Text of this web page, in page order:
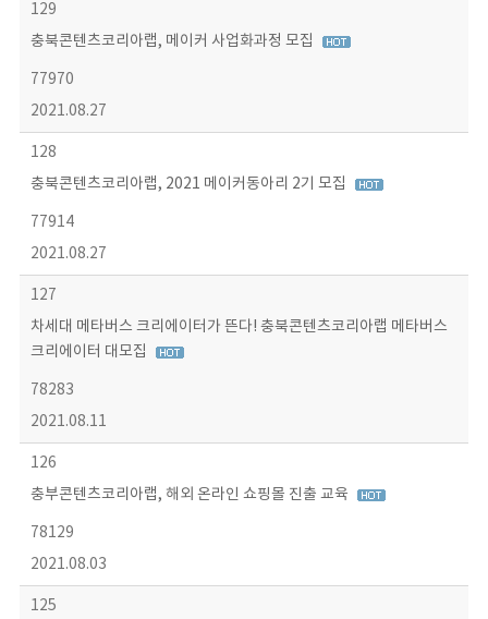
129
충북콘텐츠코리아랩, 메이커 사업화과정 모집
77970
2021.08.27
128
충북콘텐츠코리아랩, 2021 메이커동아리 2기 모집
77914
2021.08.27
127
차세대 메타버스 크리에이터가 뜬다! 충북콘텐츠코리아랩 메타버스
크리에이터 대모집
78283
2021.08.11
126
충부콘텐츠코리아랩, 해외 온라인 쇼핑몰 진출 교육
78129
2021.08.03
125